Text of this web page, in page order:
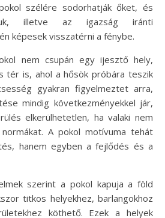
szélére sodorhatják őket, és
illetve az igazság iránti
képesek visszatérni a fénybe.
nem csupán egy ijesztő hely,
tér is, ahol a hősök próbára teszik
gyakran figyelmeztet arra,
mindig következményekkel jár,
elkerülhetetlen, ha valaki nem
A pokol motívuma tehát
hanem egyben a fejlődés és a
szerint a pokol kapuja a föld
titkos helyekhez, barlangokhoz
köthető. Ezek a helyek